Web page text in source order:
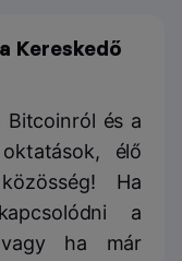
Kereskedő
Bitcoinról és a
élő
Ha
a
ha már